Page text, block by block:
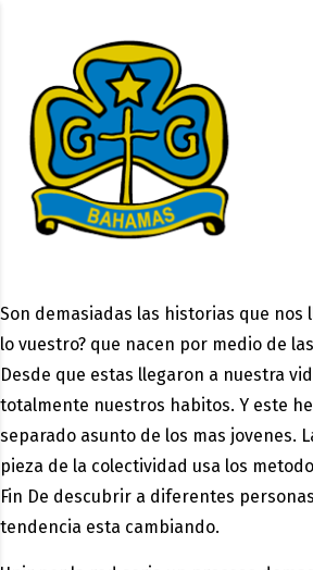
Son demasiadas las historias que nos
lo vuestro? que nacen por medio de
Desde que estas llegaron a nuestra
totalmente nuestros habitos. Y este
separado asunto de los mas jovenes.
pieza de la colectividad usa los
Fin De descubrir a diferentes
tendencia esta cambiando.